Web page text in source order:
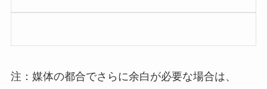
注：媒体の都合でさらに余白が必要な場合は、